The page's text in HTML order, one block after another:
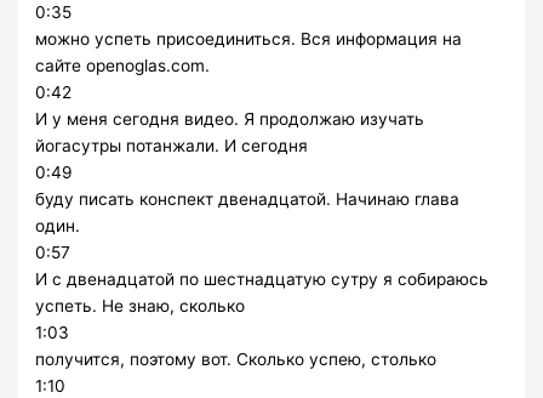
0:35
можно успеть присоединиться. Вся информация на
сайте openoglas.com.
0:42
И у меня сегодня видео. Я продолжаю изучать
йогасутры потанжали. И сегодня
0:49
буду писать конспект двенадцатой. Начинаю глава
один.
0:57
И с двенадцатой по шестнадцатую сутру я собираюсь
успеть. Не знаю, сколько
1:03
получится, поэтому вот. Сколько успею, столько
1:10